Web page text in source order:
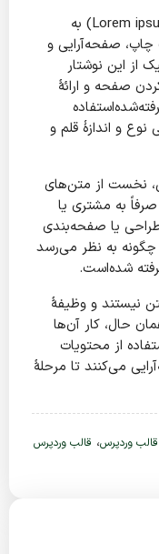
طرح‌نما یا لورم ایپسوم (به انگلیسی: Lorem ipsum) به
صفحه‌آرایی و
از این نوشتار
صفحه و ارائهٔ
نوع و اندازهٔ قلم و
نخست از متن‌های
به مشتری یا
یا صفحه‌بندی
چگونه به نظر می‌رسد
شده‌است.
نیستند و وظیفهٔ
حال، کار آن‌ها
از محتویات
می‌کنند تا مرحلهٔ
وردپرس، قالب وردپرس